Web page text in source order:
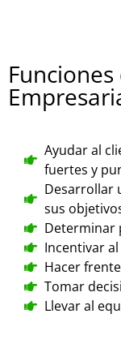
Ayudar al
fuertes y
Desarrollar
sus
Determinar
Incentivar
Hacer
Tomar
Llevar al